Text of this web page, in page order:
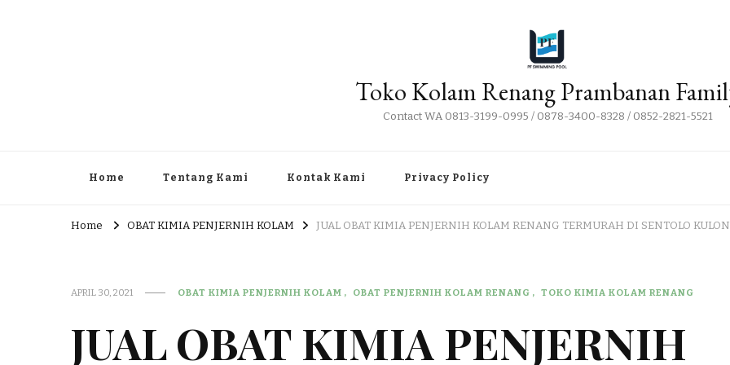
Toko Kolam Renang Prambanan
Contact WA 0813-3199-0995 / 0878-3400-8328 / 0852-2821-5521
Home Tentang Kami Kontak Kami Privacy Policy
Home OBAT KIMIA PENJERNIH KOLAM JUAL OBAT KIMIA PENJERNIH KOLAM RENANG TERMURAH DI SENTOLO
APRIL 30, 2021 OBAT KIMIA PENJERNIH KOLAM OBAT PENJERNIH KOLAM RENANG TOKO KIMIA KOLAM RENANG
JUAL OBAT KIMIA PENJERNIH